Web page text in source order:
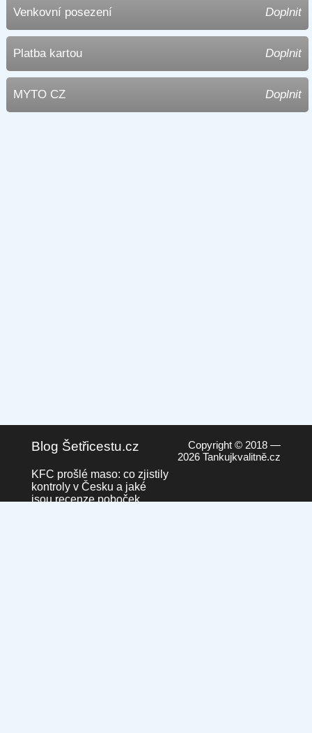
Venkovní posezení Doplnit
Platba kartou Doplnit
MYTO CZ Doplnit
Blog Šetřicestu.cz
KFC prošlé maso: co zjistily
kontroly v Česku a jaké
jsou recenze poboček
Copyright © 2018 —
2026 Tankujkvalitně.cz